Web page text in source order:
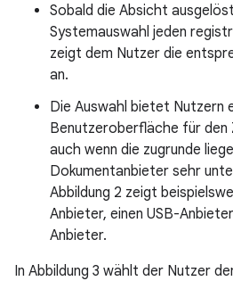
Sobald die Absicht
Systemauswahl jeden
zeigt dem Nutzer die
an.
Die Auswahl bietet Nutzern
Benutzeroberfläche für den
auch wenn die zugrunde
Dokumentanbieter sehr
Abbildung 2 zeigt
Anbieter, einen USB-
Anbieter.
In Abbildung 3 wählt der Nutzer